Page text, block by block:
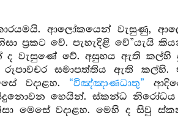
ආලෝකයෙන් වැසුණු,
ප්‍රකට වේ. පැහැදිළි වේ”යැයි
වැසුණේ වේ. අසුභය ඇති කල්හි
රූපාවචර සමාපත්තිය ඇති
වදාළහ. “විඤ්ඤාණධාතු”
හෙයින්. ස්කන්ධ නිරෝධය
මෙසේ වදාළහ. මෙහි ද සිවු